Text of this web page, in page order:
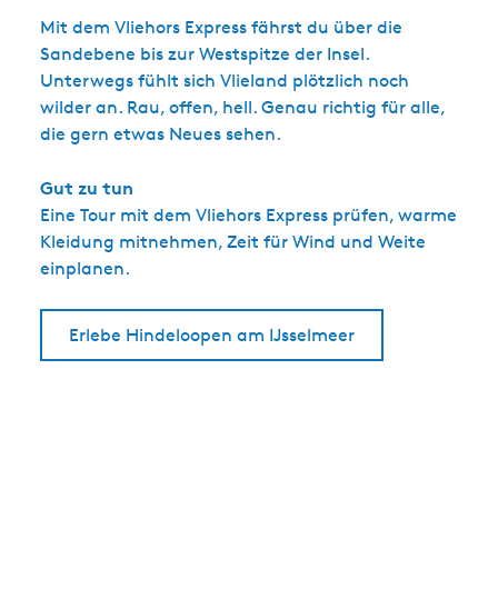
Mit dem Vliehors Express fährst du über die
Sandebene bis zur Westspitze der Insel.
Unterwegs fühlt sich Vlieland plötzlich noch
wilder an. Rau, offen, hell. Genau richtig für alle,
die gern etwas Neues sehen.
Gut zu tun
Eine Tour mit dem Vliehors Express prüfen, warme
Kleidung mitnehmen, Zeit für Wind und Weite
einplanen.
Erlebe Hindeloopen am IJsselmeer